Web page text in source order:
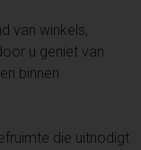
van winkels,
u geniet van
binnen
die uitnodigt